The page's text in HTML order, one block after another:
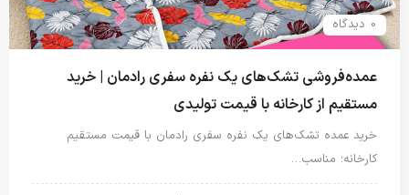
0 دیدگاه
عمده‌فروشی تشک‌های یک نفره سفری رادمان | خرید
مستقیم از کارخانه با قیمت تولیدی
خرید عمده تشک‌های یک نفره سفری رادمان با قیمت مستقیم
کارخانه؛ مناسب…